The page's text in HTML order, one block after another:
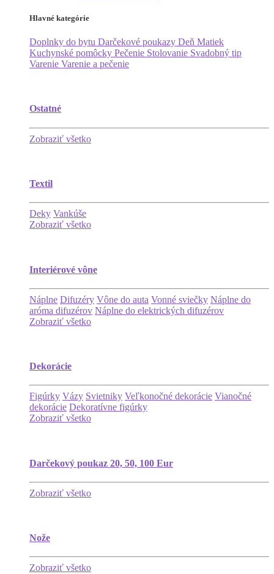
Hlavné kategórie
Doplnky do bytu Darčekové poukazy Deň Matiek
Kuchynské pomôcky Pečenie Stolovanie Svadobný tip
Varenie Varenie a pečenie
Ostatné
Zobraziť všetko
Textil
Deky Vankúše
Zobraziť všetko
Interiérové vône
Náplne Difuzéry Vône do auta Vonné sviečky Náplne do
aróma difuzérov Náplne do elektrických difuzérov
Zobraziť všetko
Dekorácie
Figúrky Vázy Svietniky Veľkonočné dekorácie Vianočné
dekorácie Dekoratívne figúrky
Zobraziť všetko
Darčekový poukaz 20, 50, 100 Eur
Zobraziť všetko
Nože
Zobraziť všetko